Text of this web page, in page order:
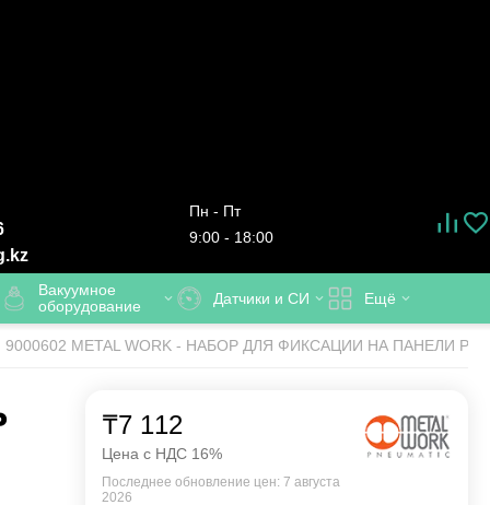
Пн - Пт
9:00 - 18:00
Вакуумное
оборудование
Датчики и СИ Ещё
9000602 METAL WORK - НАБОР ДЛЯ ФИКСАЦИИ НА ПАНЕЛИ
₸7 112
Цена с НДС 16%
Последнее обновление цен: 7 августа
2026